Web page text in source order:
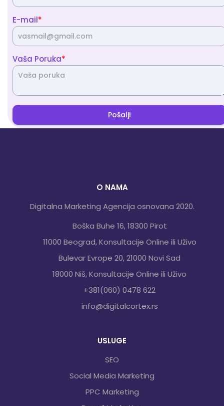
E-mail*
Vaša Poruka*
Pošalji
O NAMA
Digitalna Marketing Agencija osnovana 2020.
Boška Buhe 16, 18300 Pirot
11000 Beograd, Konsultacije Online ili Uživo
Bulevar Evrope 20, 21000 Novi Sad
18000 Niš, Konsultacije Online ili Uživo
+381(060) 0478 622
info@digitalcortex.rs
USLUGE
SEO
Social Media Marketing
PPC Marketing